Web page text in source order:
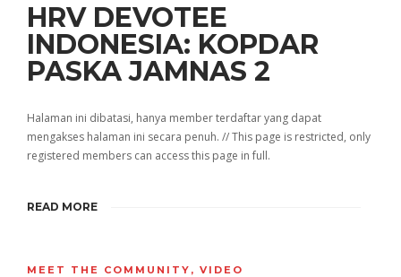
HRV DEVOTEE
INDONESIA: KOPDAR
PASKA JAMNAS 2
Halaman ini dibatasi, hanya member terdaftar yang dapat
mengakses halaman ini secara penuh. // This page is restricted, only
registered members can access this page in full.
READ MORE
MEET THE COMMUNITY , VIDEO